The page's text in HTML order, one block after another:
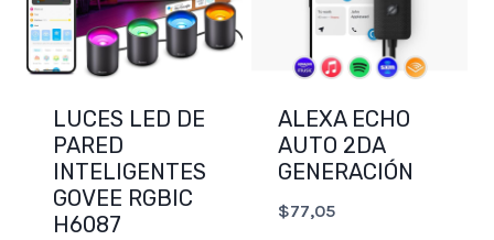
LUCES LED DE
PARED
INTELIGENTES
GOVEE RGBIC
H6087
ALEXA ECHO
AUTO 2DA
GENERACIÓN
$77,05